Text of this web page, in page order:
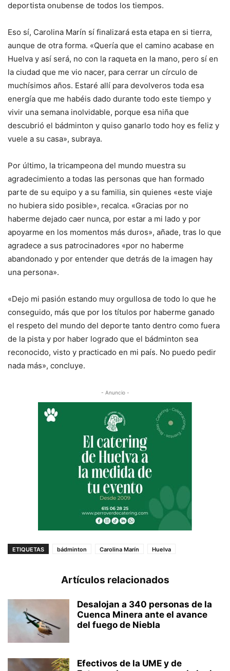
deportista onubense de todos los tiempos.
Eso sí, Carolina Marín sí finalizará esta etapa en si tierra,
aunque de otra forma. «Quería que el camino acabase en
Huelva y así será, no con la raqueta en la mano, pero sí en
la ciudad que me vio nacer, para cerrar un círculo de
muchísimos años. Estaré allí para devolveros toda esa
energía que me habéis dado durante todo este tiempo y
vivir una semana inolvidable, porque esa niña que
descubrió el bádminton y quiso ganarlo todo hoy es feliz y
vuele a su casa», subraya.
Por último, la tricampeona del mundo muestra su
agradecimiento a todas las personas que han formado
parte de su equipo y a su familia, sin quienes «este viaje
no hubiera sido posible», recalca. «Gracias por no
haberme dejado caer nunca, por estar a mi lado y por
apoyarme en los momentos más duros», añade, tras lo que
agradece a sus patrocinadores «por no haberme
abandonado y por entender que detrás de la imagen hay
una persona».
«Dejo mi pasión estando muy orgullosa de todo lo que he
conseguido, más que por los títulos por haberme ganado
el respeto del mundo del deporte tanto dentro como fuera
de la pista y por haber logrado que el bádminton sea
reconocido, visto y practicado en mi país. No puedo pedir
nada más», concluye.
- Anuncio -
ETIQUETAS bádminton Carolina Marín Huelva
Artículos relacionados
Desalojan a 340 personas de la
Cuenca Minera ante el avance
del fuego de Niebla
Efectivos de la UME y de